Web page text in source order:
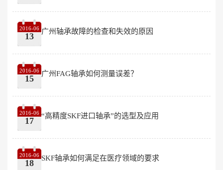
2016-06
13
广州轴承故障的检查和失效的原因
2016-06
15
广州FAG轴承如何测量误差？
2016-06
17
“高精度SKF进口轴承”的选型及应用
2016-06
18
SKF轴承如何满足在医疗领域的要求